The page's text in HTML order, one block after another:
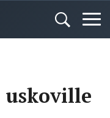
uskoville